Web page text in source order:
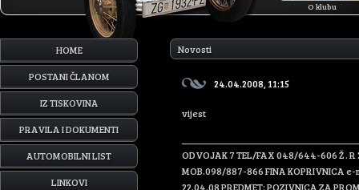
O klubu
HOME
POSTANI ČLANOM
IZ TISKOVINA
PRAVILA I DOKUMENTI
AUTOMOBILNI LIST
LINKOVI
Novosti
24.04.2008, 11:15
vijest
ODVOJAK 7 TEL/FAX 048/644-606 Ž .
MOB.098/887-866 FINA KOPRIVNICA
22.04.08 PREDMET: POZIVNICA ZA